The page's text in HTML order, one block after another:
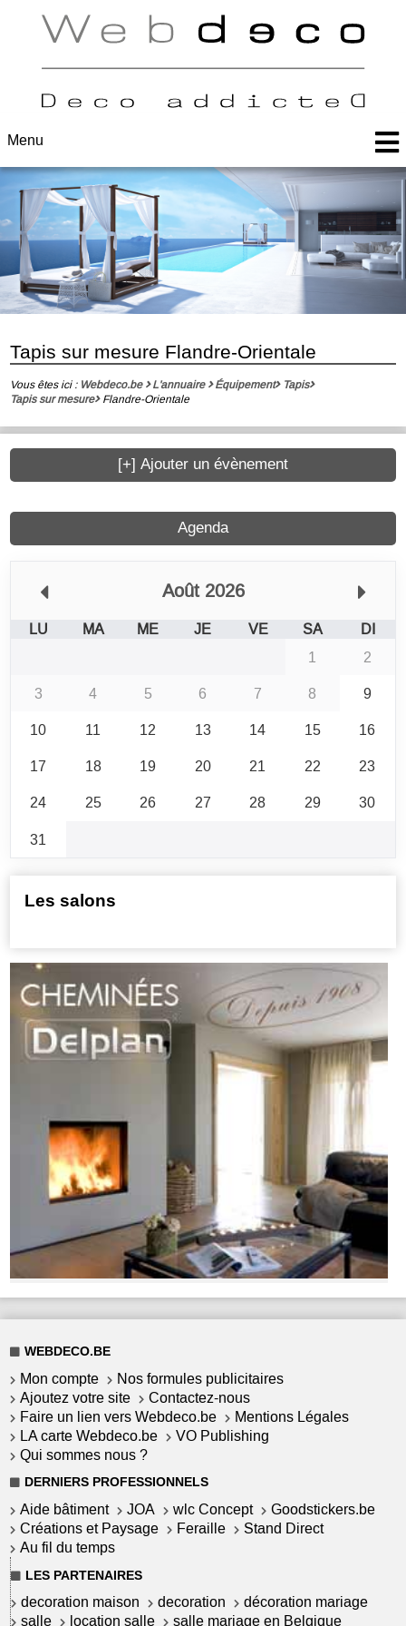
Menu
Tapis sur mesure Flandre-Orientale
Vous êtes ici : Webdeco.be L'annuaire Équipement
Tapis
Tapis sur mesure
Flandre-Orientale
Agenda
Août 2026
LU MA ME JE VE SA
DI
1
2
3
4 5 6 7 8
9
10
11 12 13 14 15
16
17
18 19 20 21 22
23
24
25 26 27 28 29
30
31
[+] Ajouter un évènement
Les salons
WEBDECO.BE
Mon compte
Nos formules publicitaires
Ajoutez votre site
Contactez-nous
Faire un lien vers Webdeco.be
Mentions Légales
LA carte Webdeco.be
VO Publishing
Qui sommes nous ?
DERNIERS PROFESSIONNELS
Aide bâtiment JOA wlc Concept
Goodstickers.be
Créations et Paysage
Feraille
Stand Direct
Au fil du temps
LES PARTENAIRES
decoration maison decoration
décoration mariage
salle
location salle salle mariage en Belgique